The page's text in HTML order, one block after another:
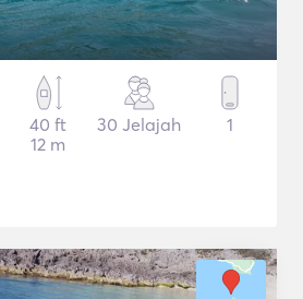
40 ft
12 m
30 Jelajah 1